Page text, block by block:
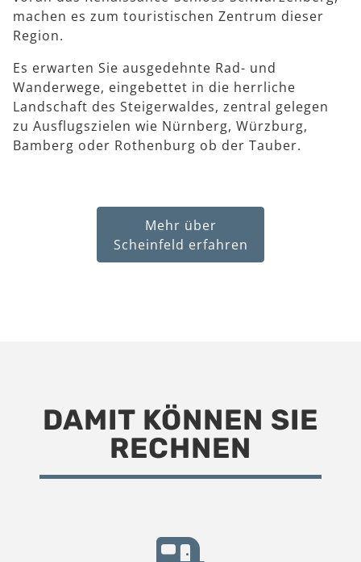
machen es zum touristischen Zentrum dieser
Region.
Es erwarten Sie ausgedehnte Rad- und
Wanderwege, eingebettet in die herrliche
Landschaft des Steigerwaldes, zentral gelegen
zu Ausflugszielen wie Nürnberg, Würzburg,
Bamberg oder Rothenburg ob der Tauber.
Mehr über
Scheinfeld erfahren
DAMIT KÖNNEN SIE
RECHNEN